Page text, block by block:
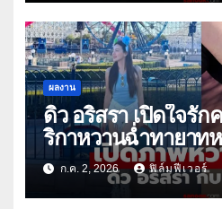
ผลงาน
ดิว อริสรา เปิดใจรัก
ริกาหวานฉ่ำทายาท
ก.ค. 2, 2026 ฟิล์มฟีเวอร์